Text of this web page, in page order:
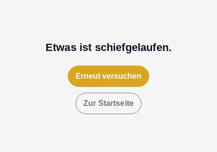
Etwas ist schiefgelaufen.
Erneut versuchen
Zur Startseite